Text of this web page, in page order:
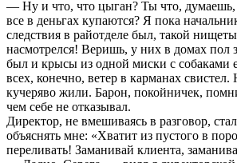
— Ну и что, что цыган? Ты что, думаешь,
все в деньгах купаются? Я пока
следствия в райотделе был, такой
насмотрелся! Веришь, у них в домах пол
был и крысы из одной миски с собаками
всех, конечно, ветер в карманах свистел.
кучеряво жили. Барон, покойничек,
чем себе не отказывал.
Директор, не вмешиваясь в разговор,
объяснять мне: «Хватит из пустого в
переливать! Заманивай клиента,